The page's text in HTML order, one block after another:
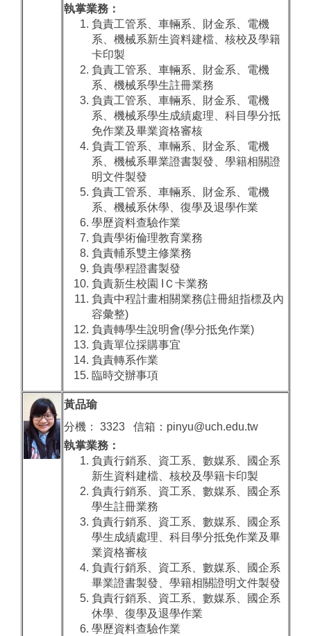
執掌業務：
負責工管系、車輛系、財金系、電機
系、機械系新生資料建檔、核校及學籍
卡印製
負責工管系、車輛系、財金系、電機
系、機械系學生註冊業務
負責工管系、車輛系、財金系、電機
系、機械系學生成績處理、科目學分抵
免作業及畢業資格審核
負責工管系、車輛系、財金系、電機
系、機械系畢業證書製發、學籍相關證
明文件製發
負責工管系、車輛系、財金系、電機
系、機械系休學、復學及退學作業
學歷資料查驗作業
負責學術倫理教育業務
負責輔系雙主修業務
負責學程證書製發
負責新生校園 IＣ卡業務
負責中程計畫相關業務(註冊組指標及內
容彙整)
負責轉學生說明會(學分抵免作業)
負責單位採購事宜
負責轉系作業
臨時交辦事項
黃品瑜
分機： 3323 信箱：pinyu@uch.edu.tw
執掌業務：
負責行銷系、資工系、數媒系、國企系
新生資料建檔、核校及學籍卡印製
負責行銷系、資工系、數媒系、國企系
學生註冊業務
負責行銷系、資工系、數媒系、國企系
學生成績處理、科目學分抵免作業及畢
業資格審核
負責行銷系、資工系、數媒系、國企系
畢業證書製發、學籍相關證明文件製發
負責行銷系、資工系、數媒系、國企系
休學、復學及退學作業
學歷資料查驗作業